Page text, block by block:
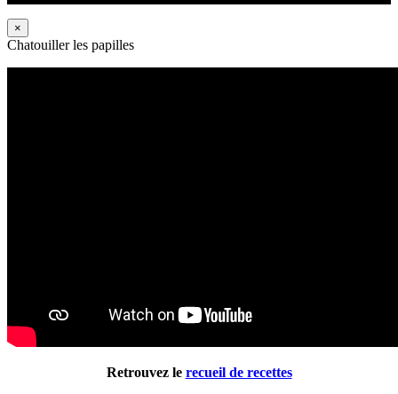
×
Chatouiller les papilles
Retrouvez le recueil de recettes